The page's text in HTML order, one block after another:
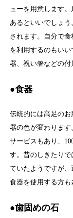
ューを用意します
あるといいでしょ
されます。自分で
を利用するのもい
器、祝い箸などの付
●食器
伝統的には高足の
器の色が変わりま
サービスもあり、
す。昔のしきたり
ていたようですが
食器を使用する方も
●歯固めの石